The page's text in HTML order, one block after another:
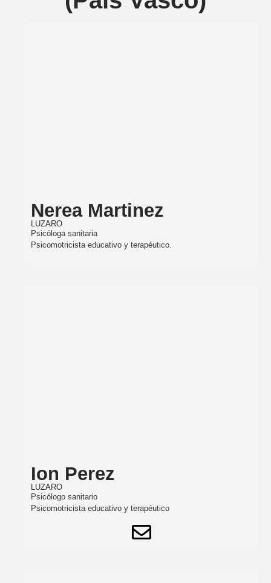
Nerea Martinez
LUZARO
Psicóloga sanitaria
Psicomotricista educativo y terapéutico.
Ion Perez
LUZARO
Psicólogo sanitario
Psicomotricista educativo y terapéutico